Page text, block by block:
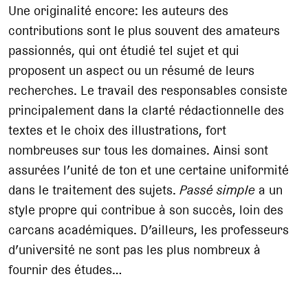
Une originalité encore: les auteurs des
contributions sont le plus souvent des amateurs
passionnés, qui ont étudié tel sujet et qui
proposent un aspect ou un résumé de leurs
recherches. Le travail des responsables consiste
principalement dans la clarté rédactionnelle des
textes et le choix des illustrations, fort
nombreuses sur tous les domaines. Ainsi sont
assurées l’unité de ton et une certaine uniformité
dans le traitement des sujets.Passé simple a un
style propre qui contribue à son succès, loin des
carcans académiques. D’ailleurs, les professeurs
d’université ne sont pas les plus nombreux à
fournir des études…